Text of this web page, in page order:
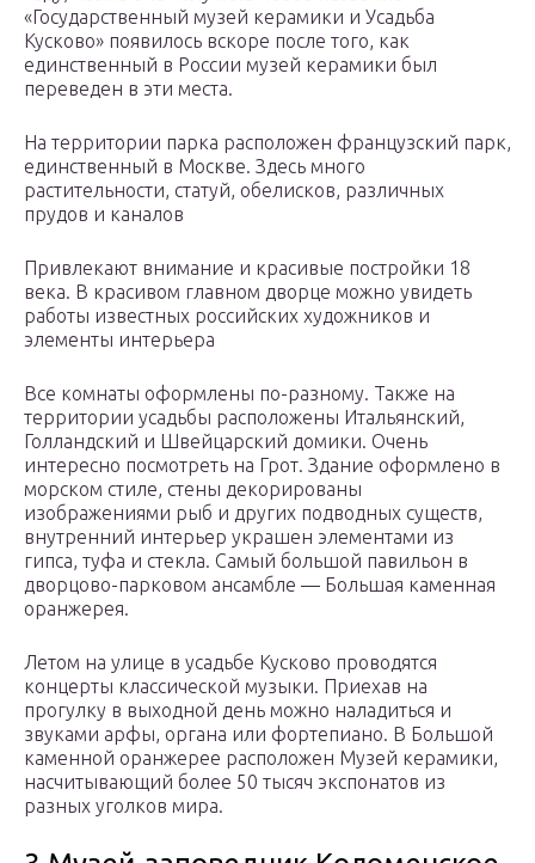
«Государственный музей керамики и Усадьба
Кусково» появилось вскоре после того, как
единственный в России музей керамики был
переведен в эти места.
На территории парка расположен французский парк,
единственный в Москве. Здесь много
растительности, статуй, обелисков, различных
прудов и каналов
Привлекают внимание и красивые постройки 18
века. В красивом главном дворце можно увидеть
работы известных российских художников и
элементы интерьера
Все комнаты оформлены по-разному. Также на
территории усадьбы расположены Итальянский,
Голландский и Швейцарский домики. Очень
интересно посмотреть на Грот. Здание оформлено в
морском стиле, стены декорированы
изображениями рыб и других подводных существ,
внутренний интерьер украшен элементами из
гипса, туфа и стекла. Самый большой павильон в
дворцово-парковом ансамбле — Большая каменная
оранжерея.
Летом на улице в усадьбе Кусково проводятся
концерты классической музыки. Приехав на
прогулку в выходной день можно наладиться и
звуками арфы, органа или фортепиано. В Большой
каменной оранжерее расположен Музей керамики,
насчитывающий более 50 тысяч экспонатов из
разных уголков мира.